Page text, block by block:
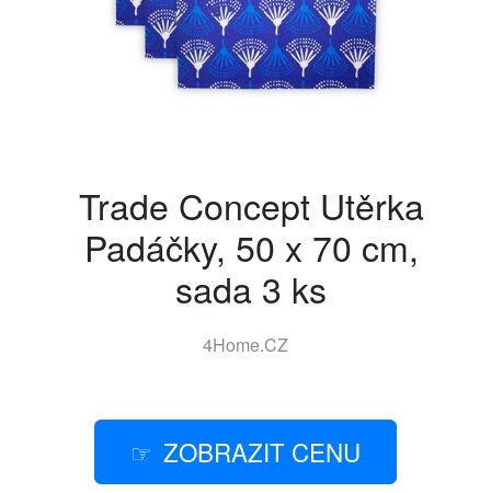
Trade Concept Utěrka
Padáčky, 50 x 70 cm,
sada 3 ks
4Home.CZ
ZOBRAZIT CENU